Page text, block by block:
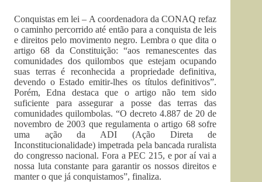
Conquistas em lei – A coordenadora da CONAQ refaz
o caminho percorrido até então para a conquista de leis
e direitos pelo movimento negro. Lembra o que dita o
artigo 68 da Constituição: “aos remanescentes das
comunidades dos quilombos que estejam ocupando
suas terras é reconhecida a propriedade definitiva,
devendo o Estado emitir-lhes os títulos definitivos”.
Porém, Edna destaca que o artigo não tem sido
suficiente para assegurar a posse das terras das
comunidades quilombolas. “O decreto 4.887 de 20 de
novembro de 2003 que regulamenta o artigo 68 sofre
uma ação da ADI (Ação Direta de
Inconstitucionalidade) impetrada pela bancada ruralista
do congresso nacional. Fora a PEC 215, e por aí vai a
nossa luta constante para garantir os nossos direitos e
manter o que já conquistamos”, finaliza.